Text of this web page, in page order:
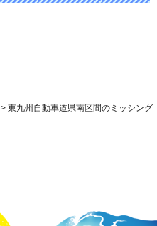
> 東九州自動車道県南区間のミッシング